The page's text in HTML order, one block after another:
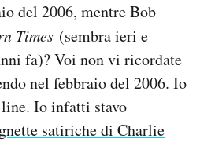
del 2006, mentre Bob
Times (sembra ieri e
fa)? Voi non vi ricordate
nel febbraio del 2006. Io
Io infatti stavo
satiriche di Charlie